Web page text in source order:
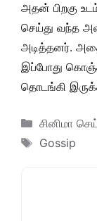
அதன் பிறகு
செய்து வந்த
அடித்தனர்.
இப்போது
தொடங்கி
Categories
சினிமா
Tags
Gossip